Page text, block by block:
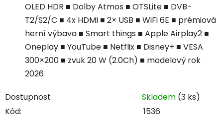
OLED HDR ■ Dolby Atmos ■ OTSLite ■ DVB-
T2/S2/C ■ 4x HDMI ■ 2× USB ■ WiFi 6E ■ prémiová
herní výbava ■ Smart things ■ Apple Airplay2 ■
Oneplay ■ YouTube ■ Netflix ■ Disney+ ■ VESA
300×200 ■ zvuk 20 W (2.0Ch) ■ modelový rok
2026
Dostupnost Skladem (3 ks)
Kód:
1536